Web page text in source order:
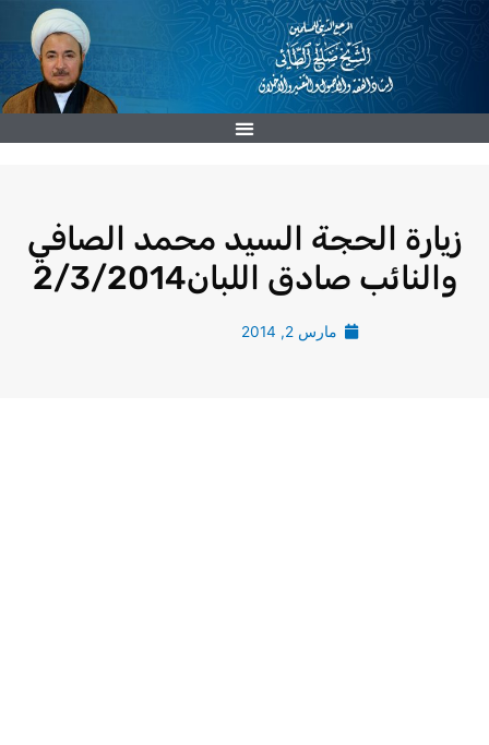
تخطي
زيارة الحجة السيد محمد الصافي
والنائب صادق اللبان2/3/2014
مارس 2, 2014